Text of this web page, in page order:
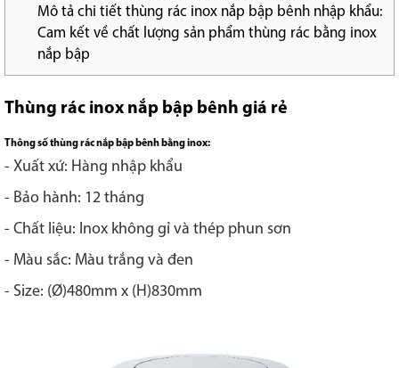
Mô tả chi tiết thùng rác inox nắp bập bênh nhập khẩu:
Cam kết về chất lượng sản phẩm thùng rác bằng inox
nắp bập
Thùng rác inox nắp bập bênh giá rẻ
Thông số thùng rác nắp bập bênh bằng inox:
- Xuất xứ: Hàng nhập khẩu
- Bảo hành: 12 tháng
- Chất liệu: Inox không gỉ và thép phun sơn
- Màu sắc: Màu trắng và đen
- Size: (Ø)480mm x (H)830mm